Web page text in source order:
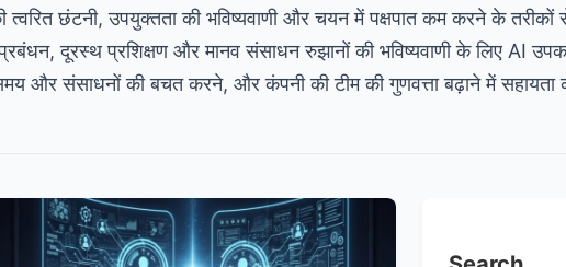
त्वरित छंटनी, उपयुक्तता की भविष्यवाणी और चयन में पक्षपात कम करने के तरीकों
दूरस्थ प्रशिक्षण और मानव संसाधन रुझानों की भविष्यवाणी के लिए AI
और संसाधनों की बचत करने, और कंपनी की टीम की गुणवत्ता बढ़ाने में सहायता